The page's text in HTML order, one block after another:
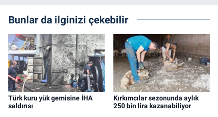
Bunlar da ilginizi çekebilir
Türk kuru yük gemisine İHA
saldırısı
Kırkımcılar sezonunda aylık
250 bin lira kazanabiliyor